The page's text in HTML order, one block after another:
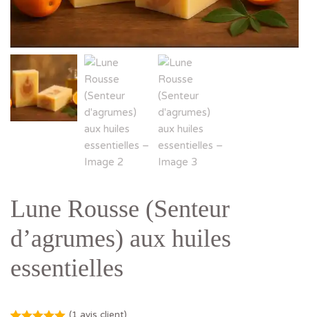
Lune Rousse (Senteur
d’agrumes) aux huiles
essentielles